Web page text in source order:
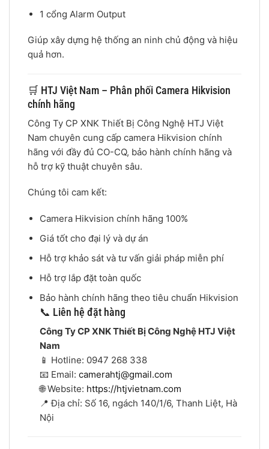
1 cổng Alarm Output
Giúp xây dựng hệ thống an ninh chủ động và hiệu
quả hơn.
🛒 HTJ Việt Nam – Phân phối Camera Hikvision
chính hãng
Công Ty CP XNK Thiết Bị Công Nghệ HTJ Việt
Nam chuyên cung cấp camera Hikvision chính
hãng với đầy đủ CO-CQ, bảo hành chính hãng và
hỗ trợ kỹ thuật chuyên sâu.
Chúng tôi cam kết:
Camera Hikvision chính hãng 100%
Giá tốt cho đại lý và dự án
Hỗ trợ khảo sát và tư vấn giải pháp miễn phí
Hỗ trợ lắp đặt toàn quốc
Bảo hành chính hãng theo tiêu chuẩn Hikvision
📞 Liên hệ đặt hàng
Công Ty CP XNK Thiết Bị Công Nghệ HTJ Việt
Nam
📱 Hotline: 0947 268 338
📧 Email: camerahtj@gmail.com
🌐 Website: https://htjvietnam.com
📍 Địa chỉ: Số 16, ngách 140/1/6, Thanh Liệt, Hà
Nội